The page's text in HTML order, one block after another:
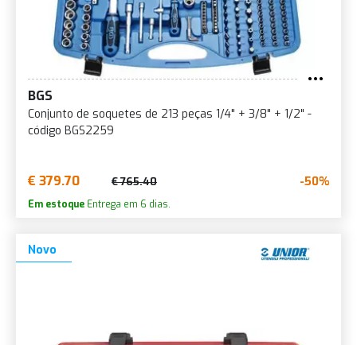
BGS
Conjunto de soquetes de 213 peças 1/4" + 3/8" + 1/2" -
código BGS2259
€ 379.70 € 765.40 -50%
Em estoque Entrega em 6 dias.
Novo